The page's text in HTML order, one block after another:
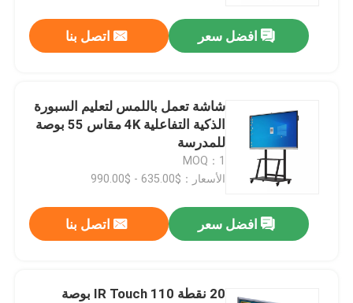
افضل سعر اتصل بنا
شاشة تعمل باللمس لتعليم السبورة
الذكية التفاعلية 4K مقاس 55 بوصة
للمدرسة
MOQ：1
الأسعار：$635.00 - $990.00
افضل سعر اتصل بنا
20 نقطة IR Touch 110 بوصة